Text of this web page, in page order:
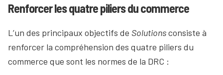
Renforcer les quatre piliers du commerce
L’un des principaux objectifs de Solutionsconsiste à
renforcer la compréhension des quatre piliers du
commerce que sont les normes de la DRC :